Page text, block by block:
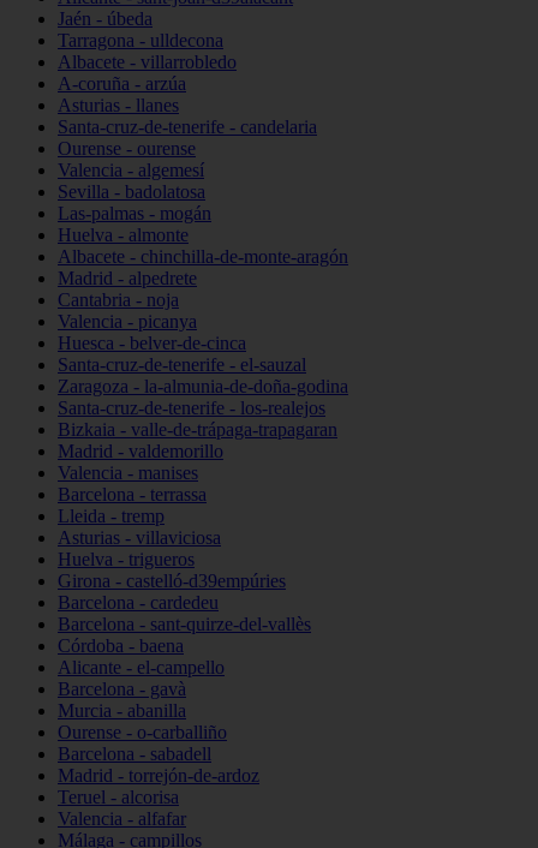
Jaén - úbeda
Tarragona - ulldecona
Albacete - villarrobledo
A-coruña - arzúa
Asturias - llanes
Santa-cruz-de-tenerife - candelaria
Ourense - ourense
Valencia - algemesí
Sevilla - badolatosa
Las-palmas - mogán
Huelva - almonte
Albacete - chinchilla-de-monte-aragón
Madrid - alpedrete
Cantabria - noja
Valencia - picanya
Huesca - belver-de-cinca
Santa-cruz-de-tenerife - el-sauzal
Zaragoza - la-almunia-de-doña-godina
Santa-cruz-de-tenerife - los-realejos
Bizkaia - valle-de-trápaga-trapagaran
Madrid - valdemorillo
Valencia - manises
Barcelona - terrassa
Lleida - tremp
Asturias - villaviciosa
Huelva - trigueros
Girona - castelló-d39empúries
Barcelona - cardedeu
Barcelona - sant-quirze-del-vallès
Córdoba - baena
Alicante - el-campello
Barcelona - gavà
Murcia - abanilla
Ourense - o-carballiño
Barcelona - sabadell
Madrid - torrejón-de-ardoz
Teruel - alcorisa
Valencia - alfafar
Málaga - campillos